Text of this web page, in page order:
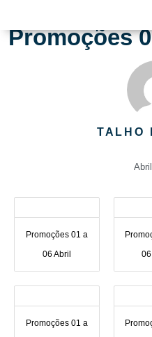
content
Promoções
TALHO
Promoções 01 a
06 Abril
06
Promoções 01 a